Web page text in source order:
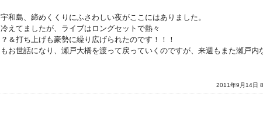
和島、締めくくりにふさわしい夜がここにはありました。
えてましたが、ライブはロングセットで熱々
＆打ち上げも豪勢に繰り広げられたのです！！！
お世話になり、瀬戸大橋を渡って戻っていくのですが、来週もまた瀬戸内
2011年9月14日